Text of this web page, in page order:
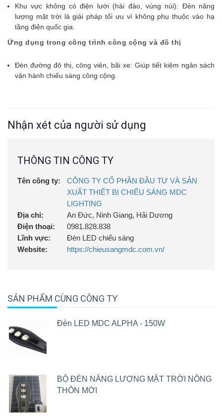
Khu vực không có điện lưới (hải đảo, vùng núi): Đèn năng
lượng mặt trời là giải pháp tối ưu vì không phụ thuộc vào hạ
tầng điện quốc gia.
Ứng dụng trong công trình công cộng và đô thị
Đèn đường đô thị, công viên, bãi xe: Giúp tiết kiệm ngân sách
vận hành chiếu sáng công cộng.
Nhận xét của người sử dụng
THÔNG TIN CÔNG TY
Tên công ty:
CÔNG TY CỔ PHẦN ĐẦU TƯ VÀ SẢN
XUẤT THIẾT BỊ CHIẾU SÁNG MDC
LIGHTING
Địa chỉ:
An Đức, Ninh Giang, Hải Dương
Điện thoại:
0981.828.838
Lĩnh vực:
Đèn LED chiếu sáng
Website:
https://chieusangmdc.com.vn/
SẢN PHẨM CÙNG CÔNG TY
Đèn LED MDC ALPHA - 150W
BỘ ĐÈN NĂNG LƯỢNG MẶT TRỜI NÔNG
THÔN MỚI